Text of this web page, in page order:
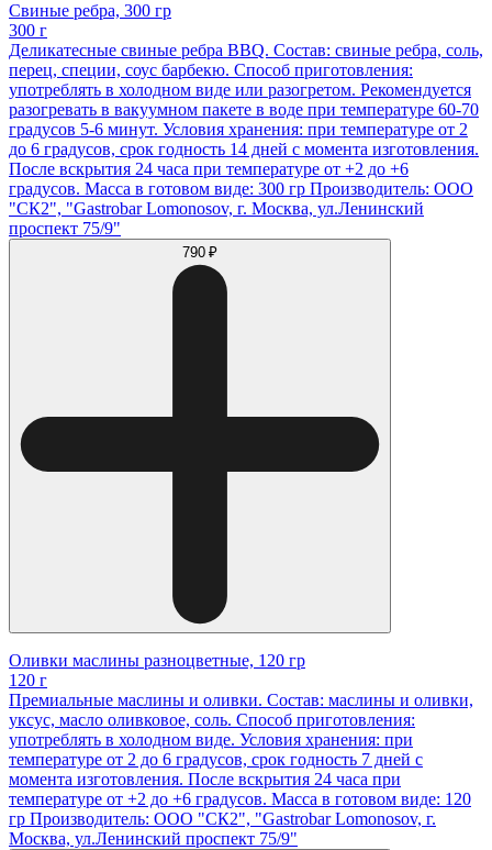
Свиные ребра, 300 гр
300 г
Деликатесные свиные ребра BBQ. Состав: свиные ребра, соль,
перец, специи, соус барбекю. Способ приготовления:
употреблять в холодном виде или разогретом. Рекомендуется
разогревать в вакуумном пакете в воде при температуре 60-70
градусов 5-6 минут. Условия хранения: при температуре от 2
до 6 градусов, срок годность 14 дней с момента изготовления.
После вскрытия 24 часа при температуре от +2 до +6
градусов. Масса в готовом виде: 300 гр Производитель: ООО
"СК2", "Gastrobar Lomonosov, г. Москва, ул.Ленинский
проспект 75/9"
790 ₽
Оливки маслины разноцветные, 120 гр
120 г
Премиальные маслины и оливки. Состав: маслины и оливки,
уксус, масло оливковое, соль. Способ приготовления:
употреблять в холодном виде. Условия хранения: при
температуре от 2 до 6 градусов, срок годность 7 дней с
момента изготовления. После вскрытия 24 часа при
температуре от +2 до +6 градусов. Масса в готовом виде: 120
гр Производитель: ООО "СК2", "Gastrobar Lomonosov, г.
Москва, ул.Ленинский проспект 75/9"